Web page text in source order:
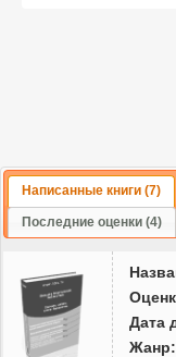
Написанные книги (7)
Последние оценки (4)
Дата
Жанр: